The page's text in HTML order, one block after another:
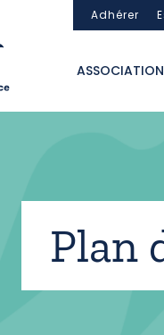
Adhérer
ASSOCIATION
Plan